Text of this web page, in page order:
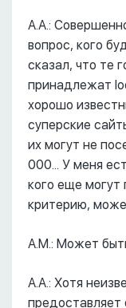
А.А.:
вопрос, кого
сказал, что те
принадлежат
хорошо
суперские
их могут не
000... У меня
кого еще могут
критерию,
А.М.: Может
А.А.: Хотя
предоставляет